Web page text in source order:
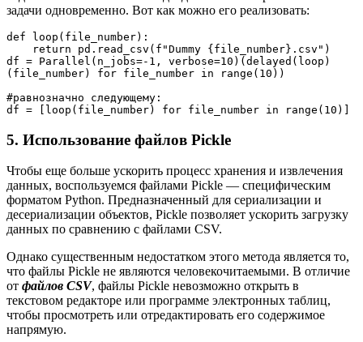
задачи одновременно. Вот как можно его реализовать:
def loop(file_number):
    return pd.read_csv(f"Dummy {file_number}.csv")
df = Parallel(n_jobs=-1, verbose=10)(delayed(loop)
(file_number) for file_number in range(10))
#равнозначно следующему:
df = [loop(file_number) for file_number in range(10)]
5. Использование файлов Pickle
Чтобы еще больше ускорить процесс хранения и извлечения
данных, воспользуемся файлами Pickle — специфическим
форматом Python. Предназначенный для сериализации и
десериализации объектов, Pickle позволяет ускорить загрузку
данных по сравнению с файлами CSV.
Однако существенным недостатком этого метода является то,
что файлы Pickle не являются человекочитаемыми. В отличие
от файлов CSV, файлы Pickle невозможно открыть в
текстовом редакторе или программе электронных таблиц,
чтобы просмотреть или отредактировать его содержимое
напрямую.